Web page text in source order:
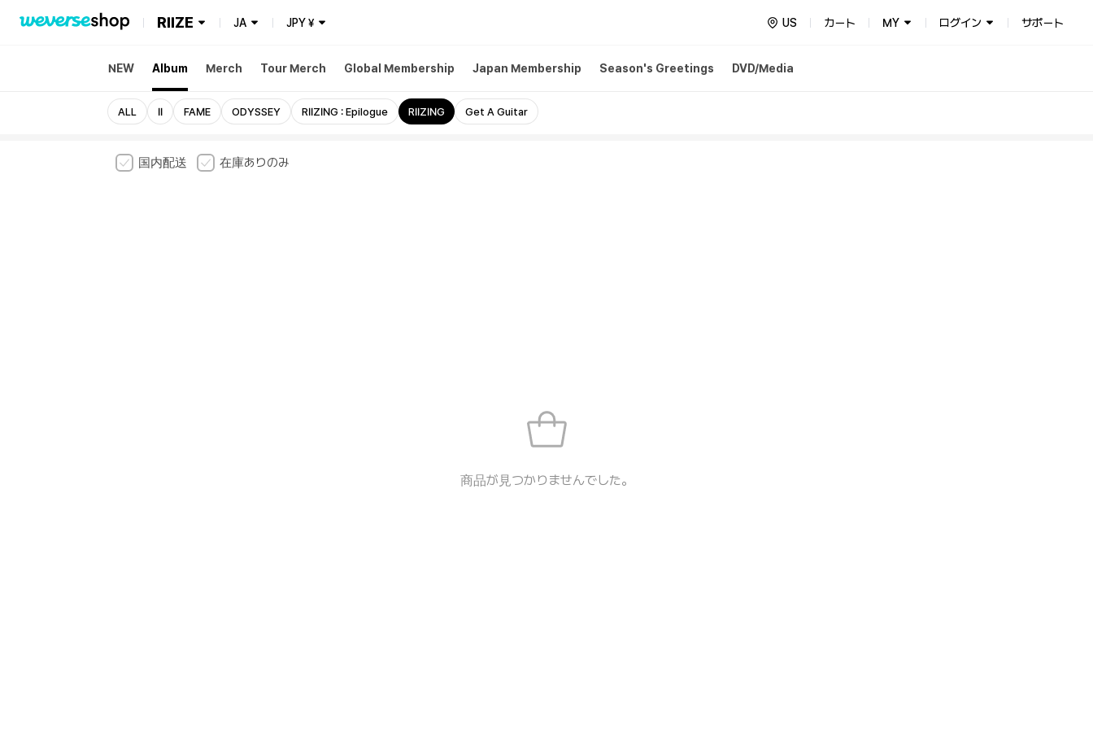
RIIZE JA JPY¥ US カート MY ログイン サポート
NEW Album Merch Tour Merch Global Membership Japan Membership Season's Greetings DVD/Media
ALL II FAME ODYSSEY RIIZING : Epilogue RIIZING Get A Guitar
国内配送 在庫ありのみ
商品が見つかりませんでした。